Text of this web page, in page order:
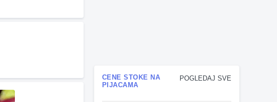
POGLEDAJ SVE
CENE STOKE NA
PIJACAMA